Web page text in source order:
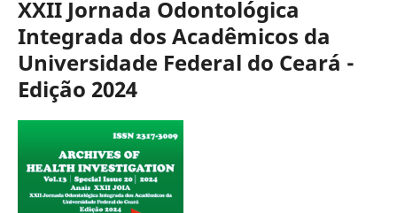
XXII Jornada Odontológica
Integrada dos Acadêmicos da
Universidade Federal do Ceará -
Edição 2024